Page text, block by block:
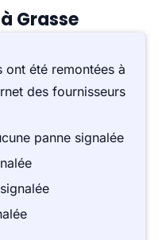
Grasse
été remontées à
des fournisseurs
panne signalée